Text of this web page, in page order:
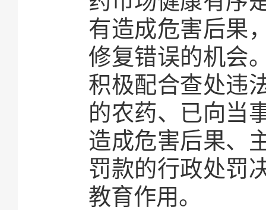
有造成危害后果
修复错误的机会
积极配合查处违
的农药、已向当
造成危害后果、
罚款的行政处罚
教育作用。